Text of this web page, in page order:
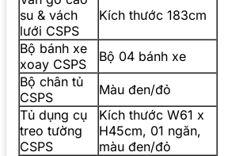
su & vách
lưới CSPS
Kích thước 183cm
Bộ bánh xe
xoay CSPS
Bộ 04 bánh xe
Bộ chân tủ
CSPS
Màu đen/đỏ
Tủ dụng cụ
treo tường
CSPS
Kích thước W61 x
H45cm, 01 ngăn,
màu đen/đỏ